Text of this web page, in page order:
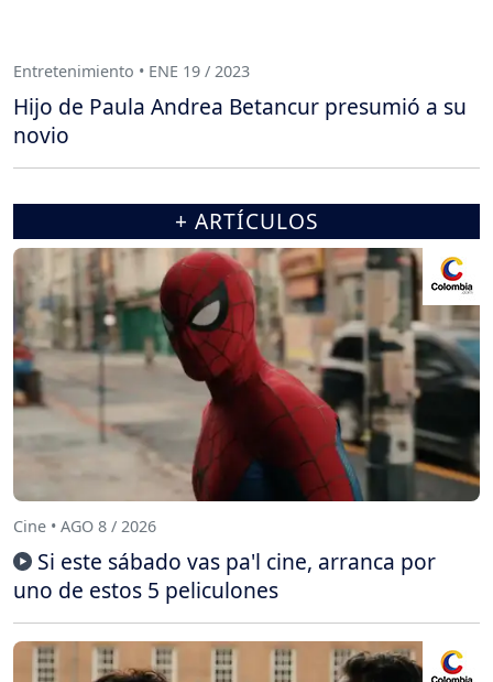
Entretenimiento • ENE 19 / 2023
Hijo de Paula Andrea Betancur presumió a su
novio
+ ARTÍCULOS
Cine • AGO 8 / 2026
Si este sábado vas pa'l cine, arranca por
uno de estos 5 peliculones